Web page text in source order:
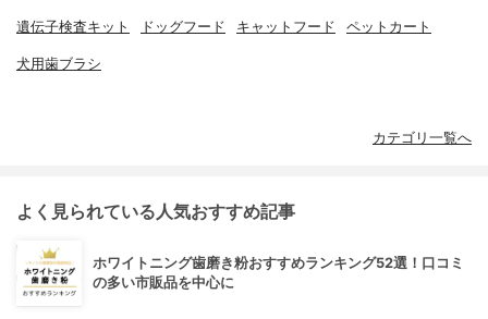
遺伝子検査キット ドッグフード キャットフード ペットカート
犬用歯ブラシ
カテゴリ一覧へ
よく見られている人気おすすめ記事
ホワイトニング歯磨き粉おすすめランキング52選！口コミ
の多い市販品を中心に